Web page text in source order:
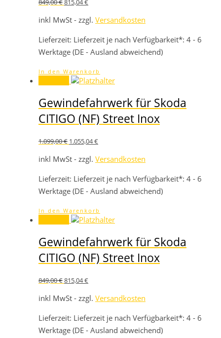
849,00€
war:
849,00 €
815,04€
ist:
815,04 €.
inkl MwSt - zzgl. Versandkosten
Lieferzeit: Lieferzeit je nach Verfügbarkeit*: 4 - 6
Werktage (DE - Ausland abweichend)
In den Warenkorb
Gewindefahrwerk für Skoda
CITIGO (NF) Street Inox
1.099,00€ Ursprünglicher
war:
1.099,00 €
1.055,04€Aktueller
ist:
inkl MwSt - zzgl. Versandkosten
Lieferzeit: Lieferzeit je nach Verfügbarkeit*: 4 - 6
Werktage (DE - Ausland abweichend)
In den Warenkorb
Gewindefahrwerk für Skoda
CITIGO (NF) Street Inox
849,00€ Ursprünglicher
war:
849,00 €
815,04€Aktueller
ist:
815,04 €.
inkl MwSt - zzgl. Versandkosten
Lieferzeit: Lieferzeit je nach Verfügbarkeit*: 4 - 6
Werktage (DE - Ausland abweichend)